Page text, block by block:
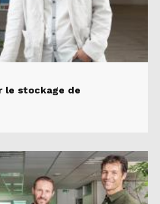
le stockage de